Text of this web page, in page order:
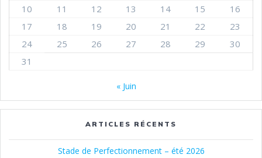
10
11 12 13 14 15
16
17
18 19 20 21 22
23
24
25 26 27 28 29
30
31
« Juin
ARTICLES RÉCENTS
Stade de Perfectionnement – été 2026